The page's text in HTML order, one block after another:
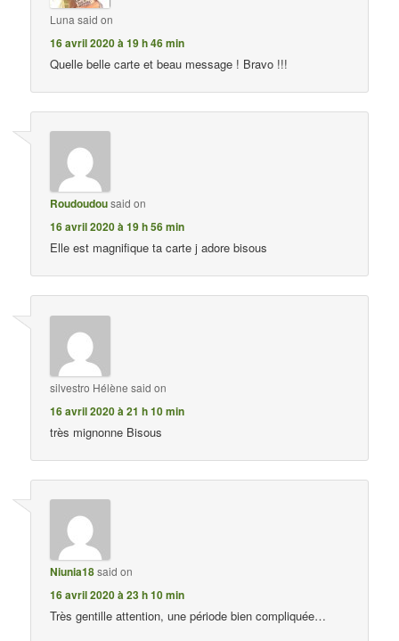
Luna said on
16 avril 2020 à 19 h 46 min
Quelle belle carte et beau message ! Bravo !!!
Roudoudousaid on
16 avril 2020 à 19 h 56 min
Elle est magnifique ta carte j adore bisous
silvestro Hélène said on
16 avril 2020 à 21 h 10 min
très mignonne Bisous
Niunia18said on
16 avril 2020 à 23 h 10 min
Très gentille attention, une période bien compliquée…